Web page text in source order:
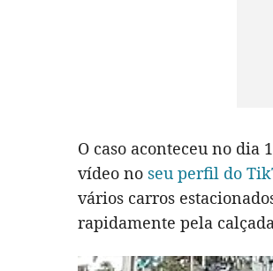
O caso aconteceu no dia
vídeo no seu perfil do
vários carros
rapidamente pela